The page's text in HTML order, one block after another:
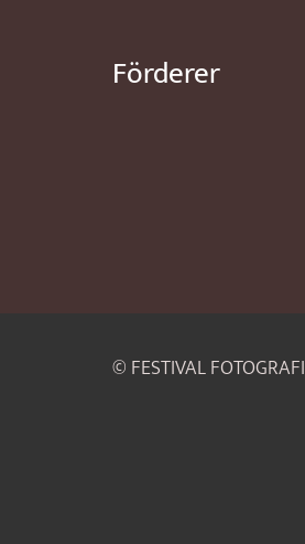
Förderer
© FESTIVAL